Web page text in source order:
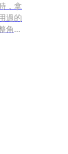
，拿
過的
角